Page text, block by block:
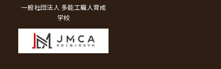
一般社団法人 多能工職人育成
学校